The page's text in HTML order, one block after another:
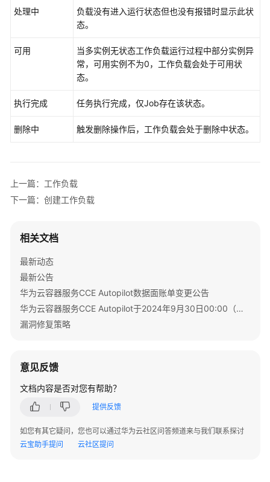
最
践
考
SDK
常
见
频
帮
助
文
载
参
处理中
负载没有进入运行状态但也没有报错时显示此状
态。
可用
当多实例无状态工作负载运行过程中部分实例异
常，可用实例不为0，工作负载会处于可用状
态。
执行完成 任务执行完成，仅Job存在该状态。
删除中 触发删除操作后，工作负载会处于删除中状态。
上一篇：工作负载
下一篇：创建工作负载
相关文档
最新动态
最新公告
华为云容器服务CCE Autopilot数据面账单变更公告
华为云容器服务CCE Autopilot于2024年9月30日00:00（北京时间）转商
漏洞修复策略
意见反馈
文档内容是否对您有帮助？
提供反馈
如您有其它疑问，您也可以通过华为云社区问答频道来与我们联系探讨
云宝助手提问
云社区提问